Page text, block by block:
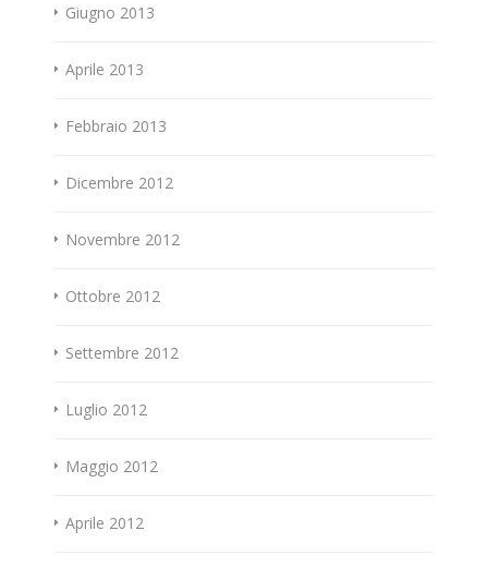
Giugno 2013
Aprile 2013
Febbraio 2013
Dicembre 2012
Novembre 2012
Ottobre 2012
Settembre 2012
Luglio 2012
Maggio 2012
Aprile 2012